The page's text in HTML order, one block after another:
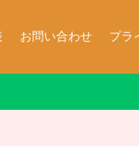
お問い合わせ プラ